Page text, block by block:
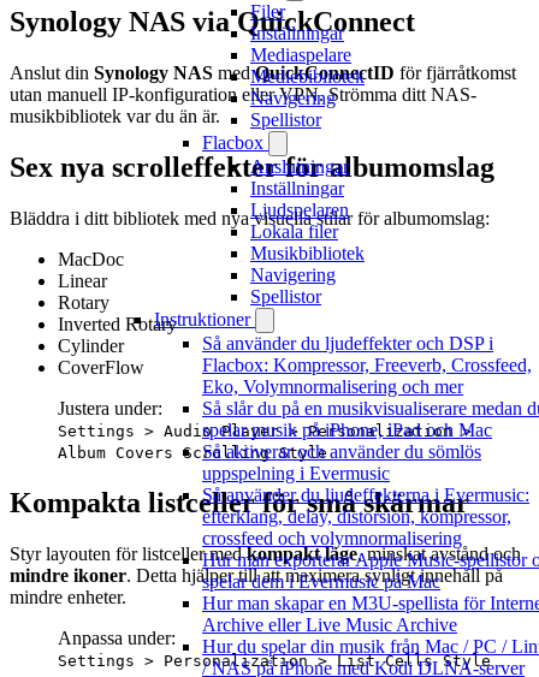
Filer
Inställningar
Mediaspelare
Mediebibliotek
Navigering
Spellistor
Flacbox
Anslutningar
Inställningar
Ljudspelaren
Lokala filer
Musikbibliotek
Navigering
Spellistor
Instruktioner
Så använder du ljudeffekter och DSP i
Flacbox: Kompressor, Freeverb, Crossfeed,
Eko, Volymnormalisering och mer
Så slår du på en musikvisualiserare medan
spelar musik på iPhone, iPad och Mac
Så aktiverar och använder du sömlös
uppspelning i Evermusic
Så använder du ljudeffekterna i Evermusic:
efterklang, delay, distorsion, kompressor,
crossfeed och volymnormalisering
Hur man exporterar Apple Music-spellistor
spelar dem i Evermusic på Mac
Hur man skapar en M3U-spellista för
Archive eller Live Music Archive
Hur du spelar din musik från Mac / PC /
/ NAS på iPhone med Kodi DLNA-server
Synology NAS via QuickConnect
Anslut din Synology NAS medQuickConnectID för fjärråtkomst
utan manuell IP-konfiguration eller VPN. Strömma ditt NAS-
musikbibliotek var du än är.
Sex nya scrolleffekter för albumomslag
Bläddra i ditt bibliotek med nya visuella stilar för albumomslag:
MacDoc
Linear
Rotary
Inverted Rotary
Cylinder
CoverFlow
Justera under:
Settings > Audio Player > Personalization >
Album Covers Scrolling Style
Kompakta listceller för små skärmar
Styr layouten för listceller medkompakt läge, minskat avstånd och
mindre ikoner. Detta hjälper till att maximera synligt innehåll på
mindre enheter.
Anpassa under:
Settings > Personalization > List Cells Style